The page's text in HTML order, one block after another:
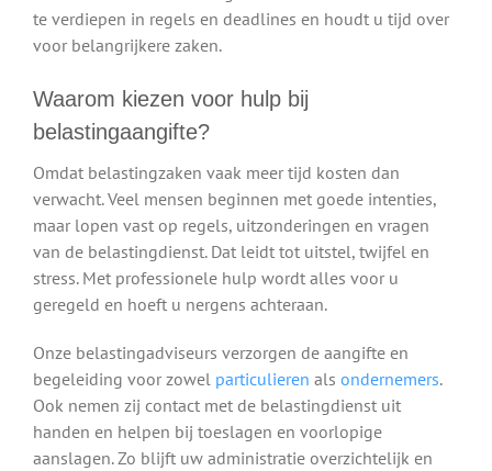
te verdiepen in regels en deadlines en houdt u tijd over
voor belangrijkere zaken.
Waarom kiezen voor hulp bij
belastingaangifte?
Omdat belastingzaken vaak meer tijd kosten dan
verwacht. Veel mensen beginnen met goede intenties,
maar lopen vast op regels, uitzonderingen en vragen
van de belastingdienst. Dat leidt tot uitstel, twijfel en
stress. Met professionele hulp wordt alles voor u
geregeld en hoeft u nergens achteraan.
Onze belastingadviseurs verzorgen de aangifte en
begeleiding voor zowel particulieren als ondernemers.
Ook nemen zij contact met de belastingdienst uit
handen en helpen bij toeslagen en voorlopige
aanslagen. Zo blijft uw administratie overzichtelijk en